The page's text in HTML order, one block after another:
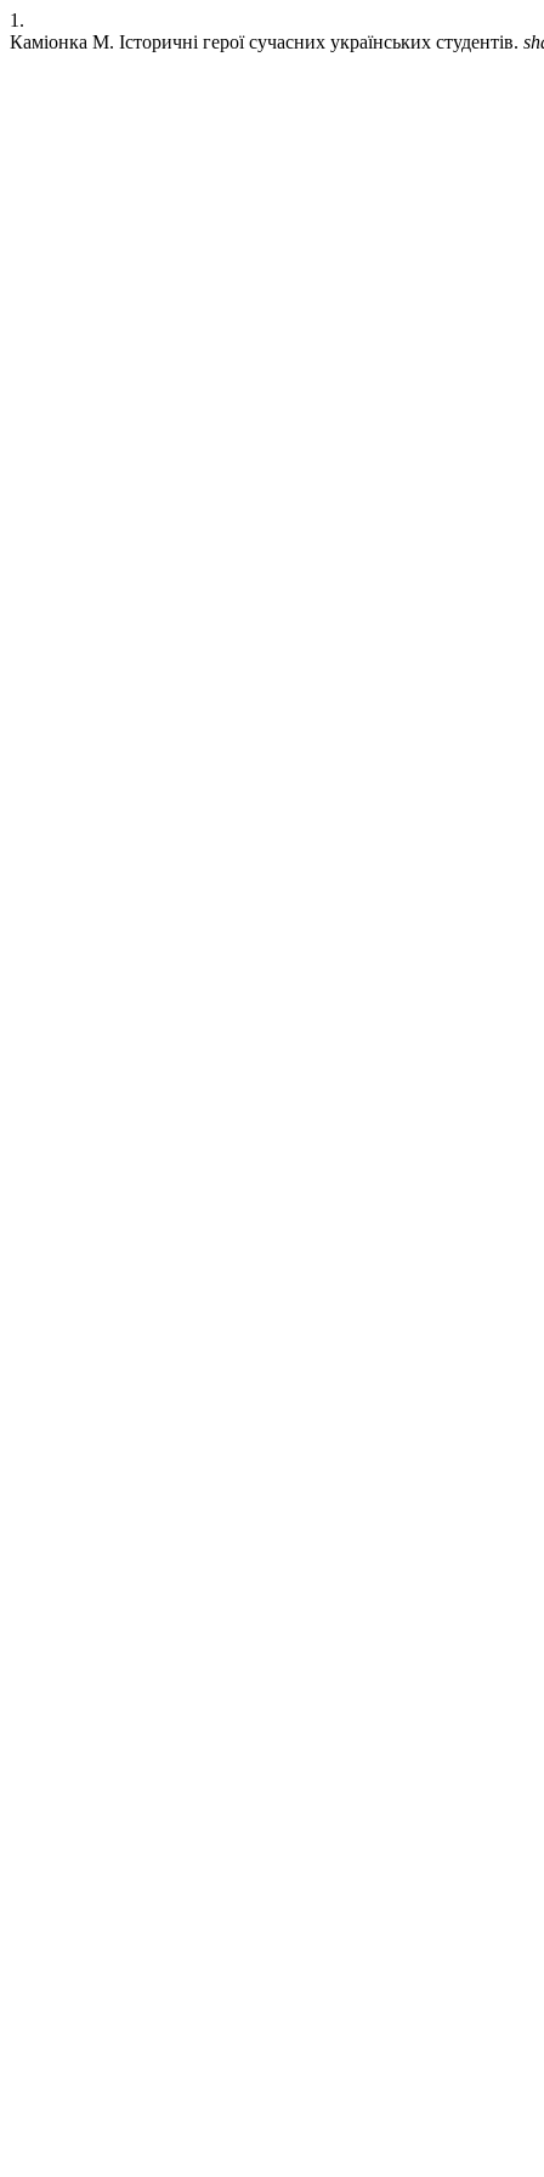
1.
Каміонка М. Історичні герої сучасних українських студентів.